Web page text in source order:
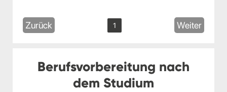
Zurück 1 Weiter
Berufsvorbereitung nach
dem Studium